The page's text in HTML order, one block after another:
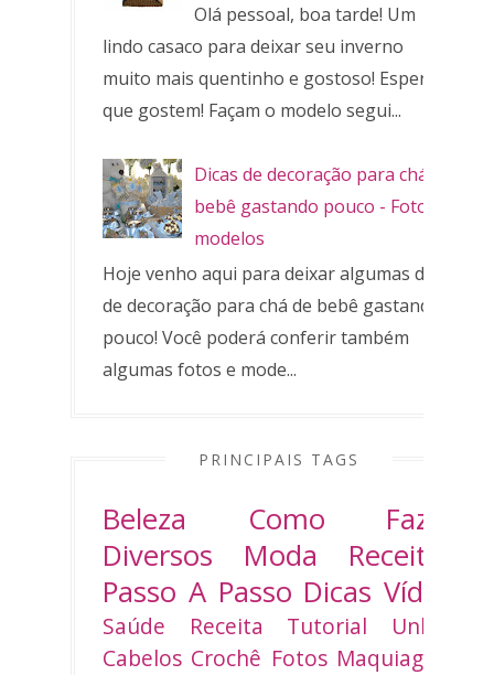
Olá pessoal, boa tarde! Um
lindo casaco para deixar seu inverno
muito mais quentinho e gostoso! Espero
que gostem! Façam o modelo segui...
Dicas de decoração para chá de
bebê gastando pouco - Fotos e
modelos
Hoje venho aqui para deixar algumas dicas
de decoração para chá de bebê gastando
pouco! Você poderá conferir também
algumas fotos e mode...
PRINCIPAIS TAGS
Beleza
Como Fazer
Diversos
Moda
Receitas
Passo A Passo Dicas Vídeo
Saúde Receita Tutorial
Unhas
Cabelos Crochê Fotos Maquiagem